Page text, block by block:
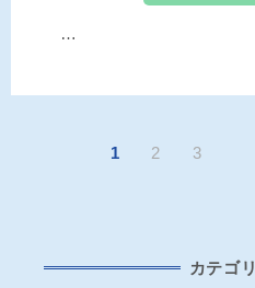
…
1 2 3
カテゴリ